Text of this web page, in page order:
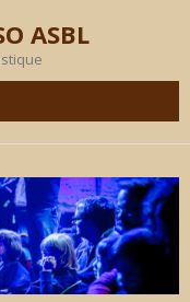
ASBL